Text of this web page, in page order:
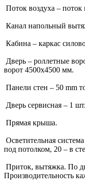
Поток воздуха –
Канал напольный
Кабина – каркас
Дверь – роллетные
ворот 4500х4500 мм.
Панели стен – 50 mm
Дверь сервисная – 1
Прямая крыша.
Осветительная
под потолком, 20 – в
Приток, вытяжка. По
Производительность